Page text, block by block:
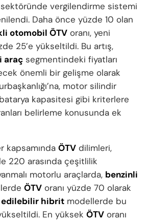
vergilendirme sistemi
Daha önce yüzde 10 olan
otomobil ÖTV oranı, yeni
25’e yükseltildi. Bu artış,
araç segmentindeki fiyatları
önemli bir gelişme olarak
motor silindir
kapasitesi gibi kriterlere
belirleme konusunda ek
kapsamında ÖTV dilimleri,
220 arasında çeşitlilik
motorlu araçlarda, benzinli
ÖTV oranı yüzde 70 olarak
edilebilir hibrit modellerde bu
En yüksek ÖTV oranı